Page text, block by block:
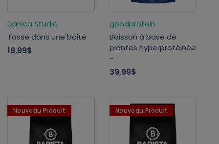
Danica Studio
Tasse dans une boite
19,99$
goodprotein
Boisson à base de
plantes hyperprotéinée
-
39,99$
Nouveau Produit Nouveau Produit